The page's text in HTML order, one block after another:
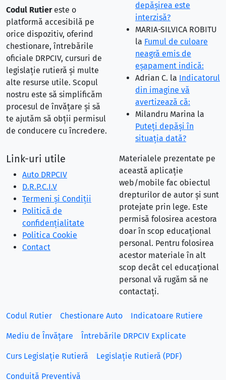
Codul Rutiereste o
platformă accesibilă pe
orice dispozitiv, oferind
chestionare, întrebările
oficiale DRPCIV, cursuri de
legislație rutieră și multe
alte resurse utile. Scopul
nostru este să simplificăm
procesul de învățare și să
te ajutăm să obții permisul
de conducere cu încredere.
depăşirea este
interzisă?
MARIA-SILVICA ROBITU
la Fumul de culoare
neagră emis de
eşapament indică:
Adrian C. la Indicatorul
din imagine vă
avertizează că:
Milandru Marina la
Puteţi depăşi în
situaţia dată?
Link-uri utile
Auto DRPCIV
D.R.P.C.I.V
Termeni și Condiții
Politică de
confidențialitate
Politica Cookie
Contact
Materialele prezentate pe
această aplicație
web/mobile fac obiectul
drepturilor de autor și sunt
protejate prin lege. Este
permisă folosirea acestora
doar în scop educațional
personal. Pentru folosirea
acestor materiale în alt
scop decât cel educațional
personal vă rugăm să ne
contactați.
Codul Rutier Chestionare Auto Indicatoare Rutiere
Mediu de Învățare Întrebările DRPCIV Explicate
Curs Legislație Rutieră Legislație Rutieră (PDF)
Conduită Preventivă